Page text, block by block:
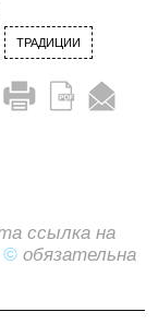
ТРАДИЦИИ
ссылка на
© обязательна